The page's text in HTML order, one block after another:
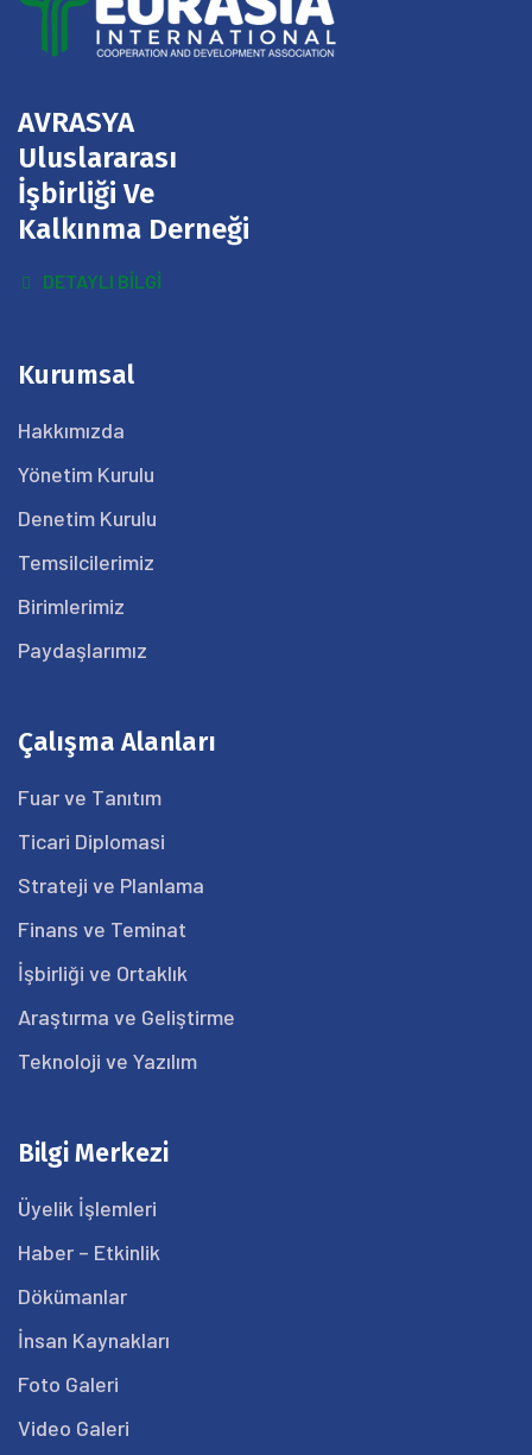
AVRASYA
Uluslararası
İşbirliği Ve
Kalkınma Derneği
DETAYLI BILGI
Kurumsal
Hakkımızda
Yönetim Kurulu
Denetim Kurulu
Temsilcilerimiz
Birimlerimiz
Paydaşlarımız
Çalışma Alanları
Fuar ve Tanıtım
Ticari Diplomasi
Strateji ve Planlama
Finans ve Teminat
İşbirliği ve Ortaklık
Araştırma ve Geliştirme
Teknoloji ve Yazılım
Bilgi Merkezi
Üyelik İşlemleri
Haber – Etkinlik
Dökümanlar
İnsan Kaynakları
Foto Galeri
Video Galeri